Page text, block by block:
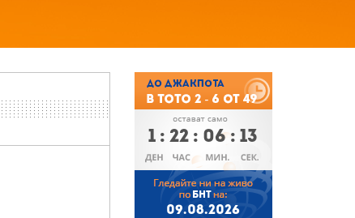
1 : 22 : 06 : 12
БНТ
09.08.2026